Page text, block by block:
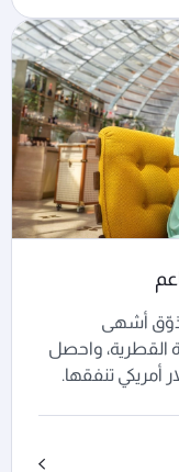
تذوّق أشهى
القطرية، واحصل